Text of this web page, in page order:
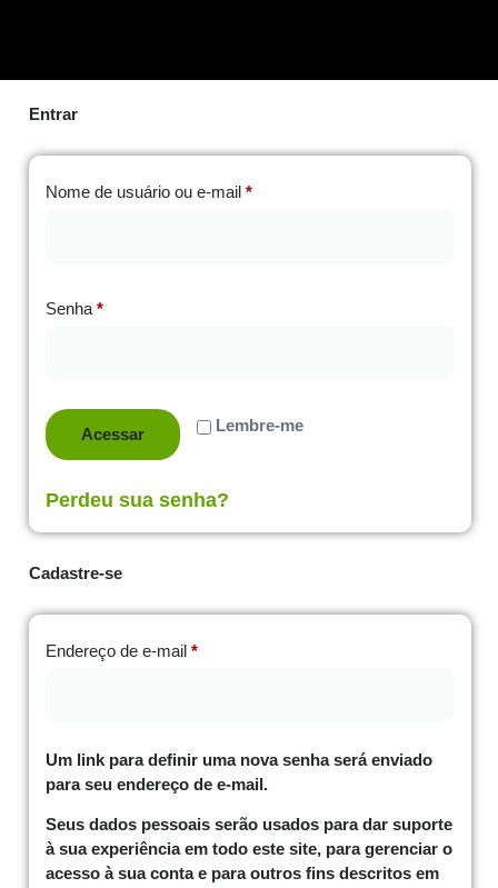
Entrar
Nome de usuário ou e-mail *
Senha *
Lembre-me
Acessar
Perdeu sua senha?
Cadastre-se
Endereço de e-mail *
Um link para definir uma nova senha será enviado
para seu endereço de e-mail.
Seus dados pessoais serão usados ​​para dar suporte
à sua experiência em todo este site, para gerenciar o
acesso à sua conta e para outros fins descritos em